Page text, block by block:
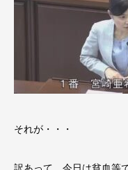
それが・・・